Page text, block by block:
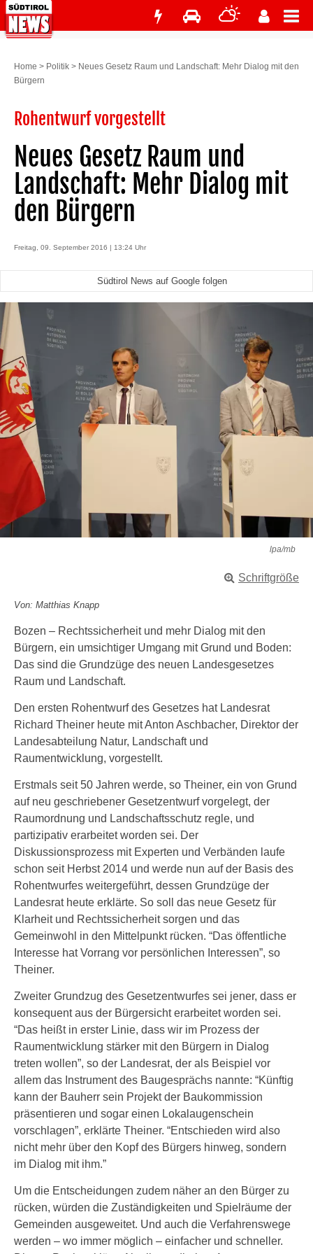
Home > Politik > Neues Gesetz Raum und Landschaft: Mehr Dialog mit den
Bürgern
Rohentwurf vorgestellt
Neues Gesetz Raum und
Landschaft: Mehr Dialog mit
den Bürgern
Freitag, 09. September 2016 | 13:24 Uhr
Südtirol News auf Google folgen
lpa/mb
Schriftgröße
Von: Matthias Knapp
Bozen – Rechtssicherheit und mehr Dialog mit den
Bürgern, ein umsichtiger Umgang mit Grund und Boden:
Das sind die Grundzüge des neuen Landesgesetzes
Raum und Landschaft.
Den ersten Rohentwurf des Gesetzes hat Landesrat
Richard Theiner heute mit Anton Aschbacher, Direktor der
Landesabteilung Natur, Landschaft und
Raumentwicklung, vorgestellt.
Erstmals seit 50 Jahren werde, so Theiner, ein von Grund
auf neu geschriebener Gesetzentwurf vorgelegt, der
Raumordnung und Landschaftsschutz regle, und
partizipativ erarbeitet worden sei. Der
Diskussionsprozess mit Experten und Verbänden laufe
schon seit Herbst 2014 und werde nun auf der Basis des
Rohentwurfes weitergeführt, dessen Grundzüge der
Landesrat heute erklärte. So soll das neue Gesetz für
Klarheit und Rechtssicherheit sorgen und das
Gemeinwohl in den Mittelpunkt rücken. “Das öffentliche
Interesse hat Vorrang vor persönlichen Interessen”, so
Theiner.
Zweiter Grundzug des Gesetzentwurfes sei jener, dass er
konsequent aus der Bürgersicht erarbeitet worden sei.
“Das heißt in erster Linie, dass wir im Prozess der
Raumentwicklung stärker mit den Bürgern in Dialog
treten wollen”, so der Landesrat, der als Beispiel vor
allem das Instrument des Baugesprächs nannte: “Künftig
kann der Bauherr sein Projekt der Baukommission
präsentieren und sogar einen Lokalaugenschein
vorschlagen”, erklärte Theiner. “Entschieden wird also
nicht mehr über den Kopf des Bürgers hinweg, sondern
im Dialog mit ihm.”
Um die Entscheidungen zudem näher an den Bürger zu
rücken, würden die Zuständigkeiten und Spielräume der
Gemeinden ausgeweitet. Und auch die Verfahrenswege
werden – wo immer möglich – einfacher und schneller.